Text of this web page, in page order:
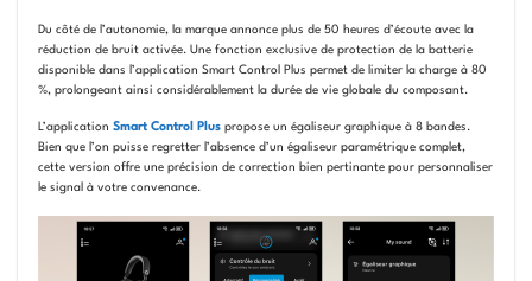
Du côté de l’autonomie, la marque annonce plus de 50 heures d’écoute avec la
réduction de bruit activée. Une fonction exclusive de protection de la batterie
disponible dans l’application Smart Control Plus permet de limiter la charge à 80
%, prolongeant ainsi considérablement la durée de vie globale du composant.
L’application Smart Control Pluspropose un égaliseur graphique à 8 bandes.
Bien que l’on puisse regretter l’absence d’un égaliseur paramétrique complet,
cette version offre une précision de correction bien pertinante pour personnaliser
le signal à votre convenance.